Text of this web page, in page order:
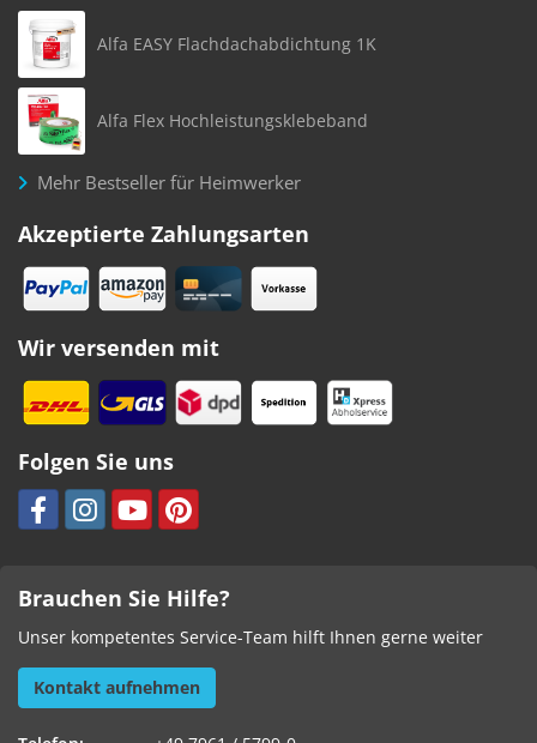
Alfa EASY Flachdachabdichtung 1K
Alfa Flex Hochleistungsklebeband
Mehr Bestseller für Heimwerker
Akzeptierte Zahlungsarten
Wir versenden mit
Folgen Sie uns
Brauchen Sie Hilfe?
Unser kompetentes Service-Team hilft Ihnen gerne weiter
Kontakt aufnehmen